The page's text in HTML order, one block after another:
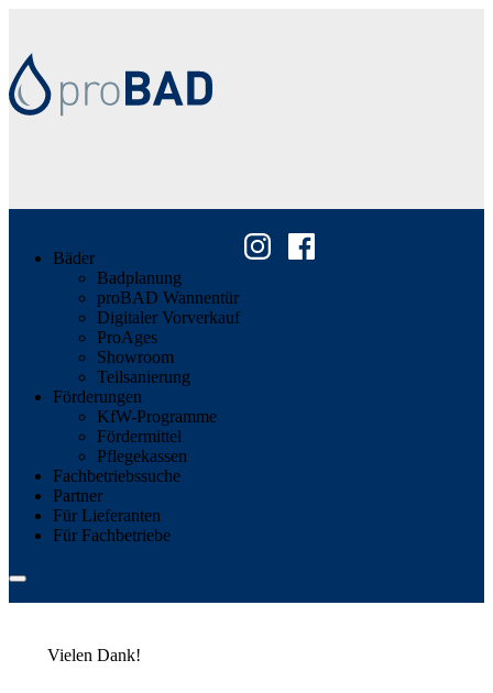
Bäder
Badplanung
proBAD Wannentür
Digitaler Vorverkauf
ProAges
Showroom
Teilsanierung
Förderungen
KfW-Programme
Fördermittel
Pflegekassen
Fachbetriebssuche
Partner
Für Lieferanten
Für Fachbetriebe
Vielen Dank!